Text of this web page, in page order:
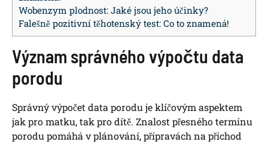
Wobenzym plodnost: Jaké jsou jeho účinky?
Falešně pozitivní těhotenský test: Co to znamená!
Význam správného výpočtu data
porodu
Správný výpočet data porodu je klíčovým aspektem
jak pro matku, tak pro dítě. Znalost přesného termínu
porodu pomáhá v plánování, přípravách na příchod